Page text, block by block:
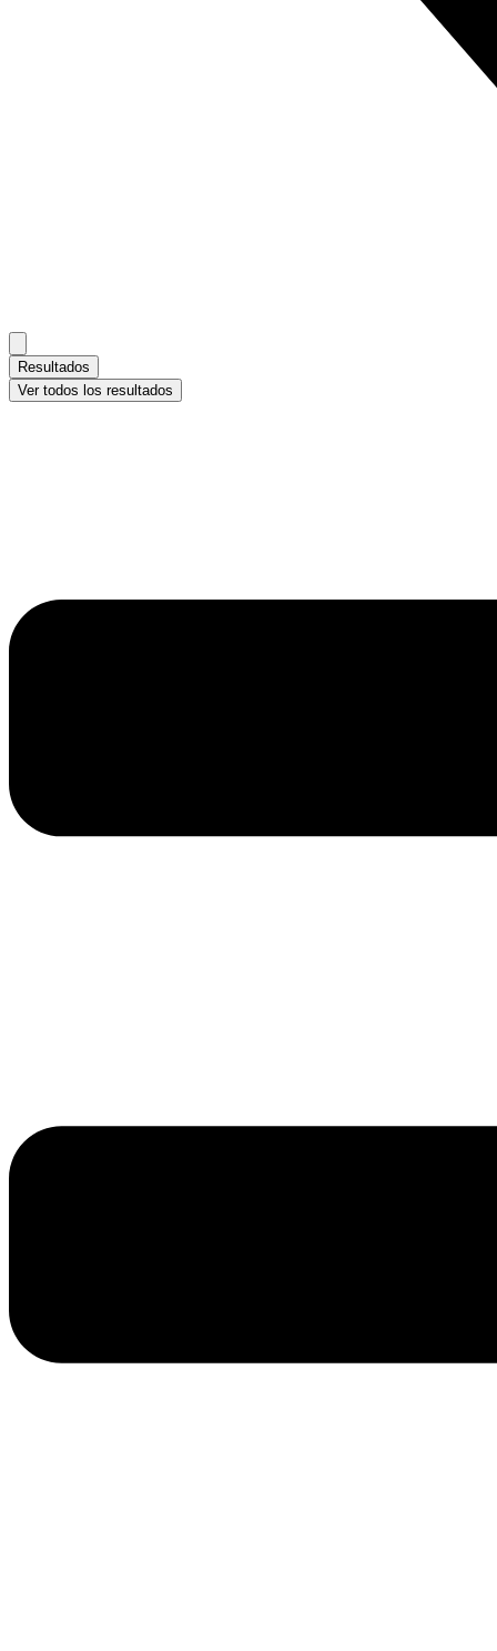
Resultados
Ver todos los resultados